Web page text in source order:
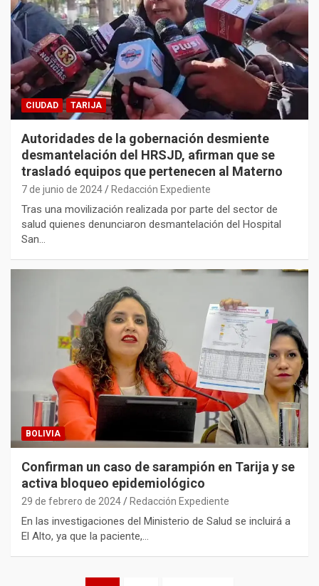
CIUDAD TARIJA
Autoridades de la gobernación desmiente
desmantelación del HRSJD, afirman que se
trasladó equipos que pertenecen al Materno
7 de junio de 2024 Redacción Expediente
Tras una movilización realizada por parte del sector de
salud quienes denunciaron desmantelación del Hospital
San…
BOLIVIA
Confirman un caso de sarampión en Tarija y se
activa bloqueo epidemiológico
29 de febrero de 2024 Redacción Expediente
En las investigaciones del Ministerio de Salud se incluirá a
El Alto, ya que la paciente,…